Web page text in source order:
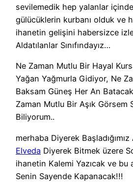
sevilemedik hep yalanlar
gülücüklerin kurbanı olduk ve
ihanetin gelişini habersizce
Aldatılanlar Sınıfındayız…
Ne Zaman Mutlu Bir Hayal
Yağan Yağmurla Gidiyor, Ne
Baksam Güneş Her An
Zaman Mutlu Bir Aşık Görsem
Biliyorum..
merhaba Diyerek
Elveda Diyerek Bitmek üzere
ihanetin Kalemi Yazıcak ve bu
Senin Sayende Kapanacak!!!